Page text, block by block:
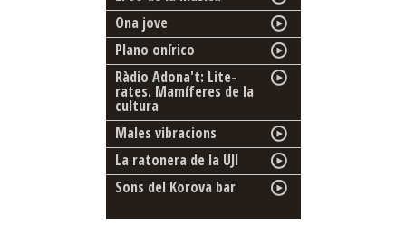
Ona jove
Plano onírico
Ràdio Adona't: Lite-
rates. Mamíferes de la
cultura
Males vibracions
La ratonera de la UJI
Sons del Korova bar